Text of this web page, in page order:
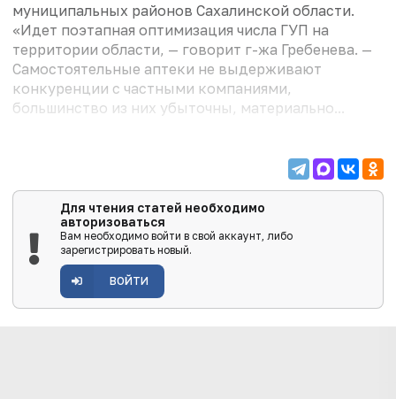
муниципальных районов Сахалинской области.
«Идет поэтапная оптимизация числа ГУП на
территории области, — говорит г-жа Гребенева. —
Самостоятельные аптеки не выдерживают
конкуренции с частными компаниями,
большинство из них убыточны, материально...
Для чтения статей необходимо
авторизоваться
Вам необходимо войти в свой аккаунт, либо
зарегистрировать новый.
ВОЙТИ